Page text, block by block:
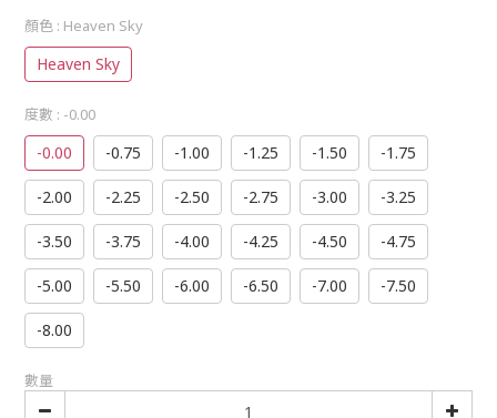
顏色 : Heaven Sky
Heaven Sky
度數 : -0.00
-0.00 -0.75 -1.00 -1.25 -1.50 -1.75
-2.00 -2.25 -2.50 -2.75 -3.00 -3.25
-3.50 -3.75 -4.00 -4.25 -4.50 -4.75
-5.00 -5.50 -6.00 -6.50 -7.00 -7.50
-8.00
數量